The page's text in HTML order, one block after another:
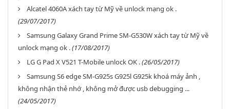
Alcatel 4060A xách tay từ Mỹ về unlock mạng ok .
(29/07/2017)
Samsung Galaxy Grand Prime SM-G530W xách tay từ Mỹ về
unlock mạng ok .(17/08/2017)
LG G Pad X V521 T-Mobile unlock OK .(26/05/2017)
Samsung S6 edge SM-G925s G925l G925k khoá máy ảnh ,
không nhận thẻ nhớ , không mở được usb debugging ...
(24/05/2017)